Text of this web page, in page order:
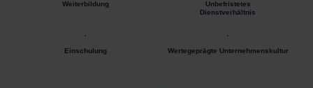
Weiterbildung
Unbefristetes
Dienstverhältnis
Einschulung Wertegeprägte Unternehmenskultur